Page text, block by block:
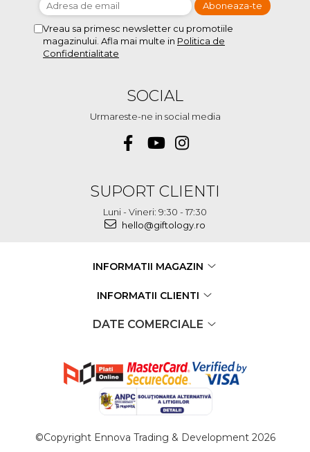
Vreau sa primesc newsletter cu promotiile
magazinului. Afla mai multe in Politica de
Confidentialitate
SOCIAL
Urmareste-ne in social media
SUPORT CLIENTI
Luni - Vineri: 9:30 - 17:30
hello@giftology.ro
INFORMATII MAGAZIN
INFORMATII CLIENTI
DATE COMERCIALE
©Copyright Ennova Trading & Development 2026